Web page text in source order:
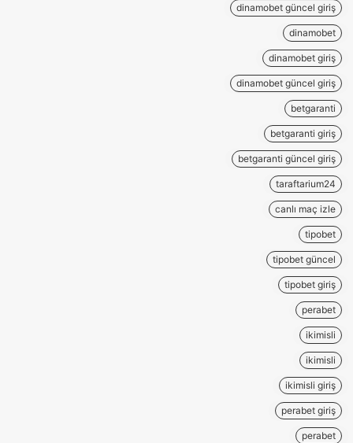
dinamobet güncel giriş
dinamobet
dinamobet giriş
dinamobet güncel giriş
betgaranti
betgaranti giriş
betgaranti güncel giriş
taraftarium24
canlı maç izle
tipobet
tipobet güncel
tipobet giriş
perabet
ikimisli
ikimisli
ikimisli giriş
perabet giriş
perabet